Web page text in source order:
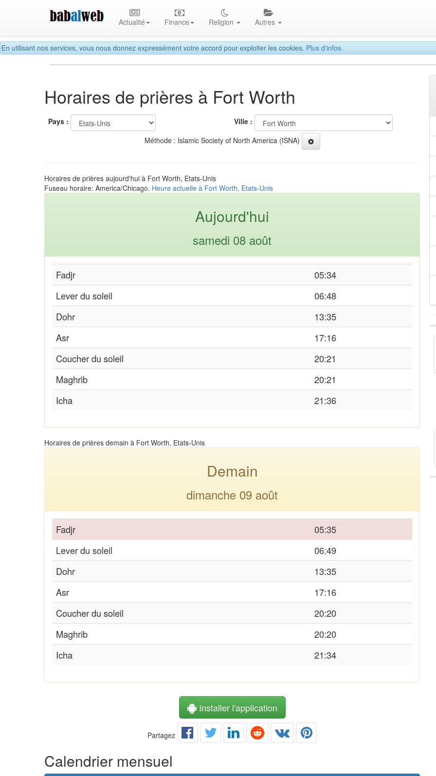
En utilisant nos services, vous nous donnez expressément votre accord pour exploiter les cookies. Plus d'infos.
Actualité Finance Religion Autres
Horaires de prières à Fort Worth
Pays :
Ville :
Méthode : Islamic Society of North America (ISNA)
Horaires de prières aujourd'hui à Fort Worth, Etats-Unis
Fuseau horaire: America/Chicago. Heure actuelle à Fort Worth, Etats-Unis
Aujourd'hui
samedi 08 août
Fadjr
05:34
Lever du soleil
06:48
Dohr
13:35
Asr
17:16
Coucher du soleil
20:21
Maghrib
20:21
Icha
21:36
Horaires de prières demain à Fort Worth, Etats-Unis
Demain
dimanche 09 août
Fadjr
05:35
Lever du soleil
06:49
Dohr
13:35
Asr
17:16
Coucher du soleil
20:20
Maghrib
20:20
Icha
21:34
Installer l'application
Partagez
Calendrier mensuel